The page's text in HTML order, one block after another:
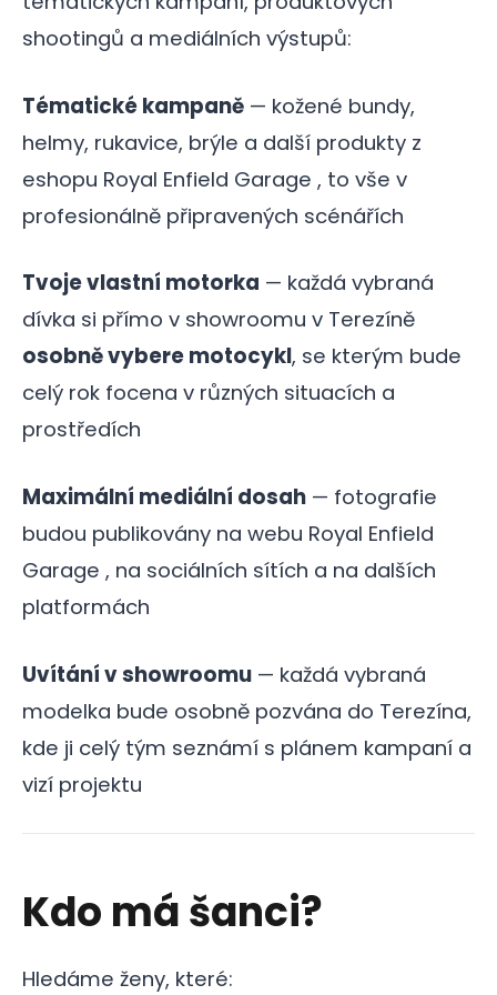
shootingů a mediálních výstupů:
Tématické kampaně — kožené bundy,
helmy, rukavice, brýle a další produkty z
eshopu Royal Enfield Garage , to vše v
profesionálně připravených scénářích
Tvoje vlastní motorka — každá vybraná
dívka si přímo v showroomu v Terezíně
osobně vybere motocykl, se kterým bude
celý rok focena v různých situacích a
prostředích
Maximální mediální dosah — fotografie
budou publikovány na webu Royal Enfield
Garage , na sociálních sítích a na dalších
platformách
Uvítání v showroomu — každá vybraná
modelka bude osobně pozvána do Terezína,
kde ji celý tým seznámí s plánem kampaní a
vizí projektu
Kdo má šanci?
Hledáme ženy, které: